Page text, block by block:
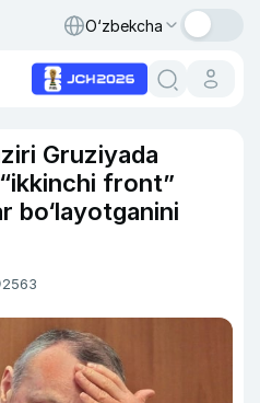
O‘zbekcha
Gruziyada
front”
bo‘layotganini
2563